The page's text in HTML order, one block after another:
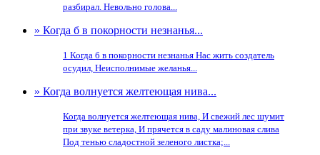
разбирал. Невольно голова...
» Когда б в покорности незнанья...
1 Когда б в покорности незнанья Нас жить создатель
осудил, Неисполнимые желанья...
» Когда волнуется желтеющая нива...
Когда волнуется желтеющая нива, И свежий лес шумит
при звуке ветерка, И прячется в саду малиновая слива
Под тенью сладостной зеленого листка;...